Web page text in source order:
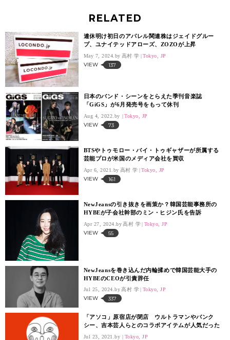
RELATED
連休明け初日のアパレル関連株はジェイドグルー
プ、ユナイテッドアローズ、ZOZOが上昇
May 7, 2024. 高村 学 Tokyo, JP
VIEW 137
日本のバンド・シーンをとらえた季刊音楽誌
「GiGS」が6月発売号をもって休刊
Aug 4, 2022. Tokyo, JP
VIEW 73
BTSやトゥモロー・バイ・トゥギャザーが所属する
芸能プロが米国のメディア会社を買収
Apr 6, 2021. 高村 学 Tokyo, JP
VIEW 161
NewJeansの引き抜きを画策か？韓国芸能事務所の
HYBEが子会社幹部のミン・ヒジン氏を告訴
Apr 27, 2024. 高村 学 Tokyo, JP
VIEW 55
NewJeansを巻き込んだ内輪揉めで韓国芸能大手の
HYBEのCEOが引責辞任
Jul 25, 2024. 高村 学 Tokyo, JP
VIEW 337
「アソコ」原宿店が閉店 ウルトラマンやバンク
シー、吉本芸人らとのコラボアイテムが人気だった
Jul 23, 2021. Tokyo, JP